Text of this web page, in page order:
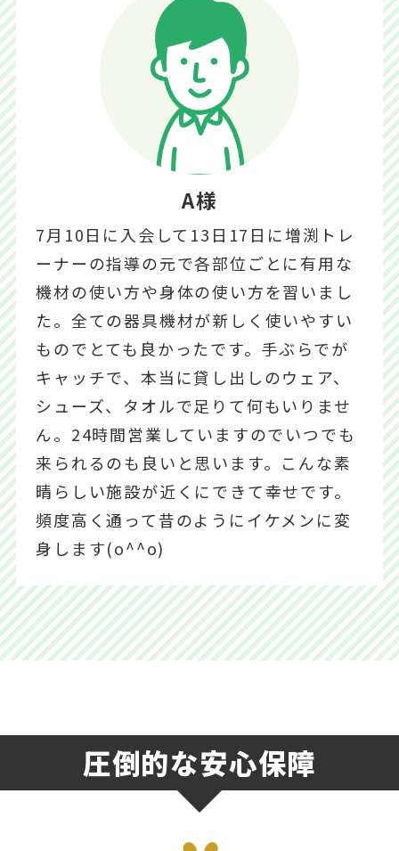
A様
7月10日に入会して13日17日に増渕トレ
ーナーの指導の元で各部位ごとに有用な
機材の使い方や身体の使い方を習いまし
た。全ての器具機材が新しく使いやすい
ものでとても良かったです。手ぶらでが
キャッチで、本当に貸し出しのウェア、
シューズ、タオルで足りて何もいりませ
ん。24時間営業していますのでいつでも
来られるのも良いと思います。こんな素
晴らしい施設が近くにできて幸せです。
頻度高く通って昔のようにイケメンに変
身します(o^^o)
圧倒的な安心保障